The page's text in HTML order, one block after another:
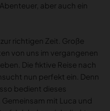
aber auch ein
richtigen Zeit. Große
von uns im vergangenen
Die fiktive Reise nach
nun perfekt ein. Denn
bedient dieses
mit Luca und